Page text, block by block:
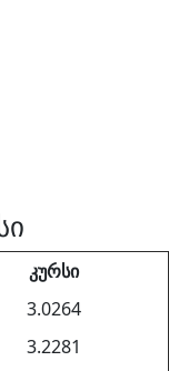
კურსი
3.0264
3.2281